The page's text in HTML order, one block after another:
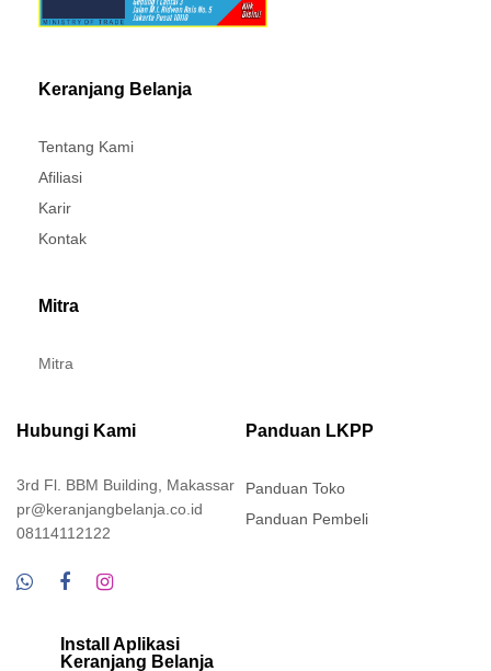
Keranjang Belanja
Tentang Kami
Afiliasi
Karir
Kontak
Mitra
Mitra
Hubungi Kami
3rd Fl. BBM Building, Makassar
pr@keranjangbelanja.co.id
08114112122
Panduan LKPP
Panduan Toko
Panduan Pembeli
Install Aplikasi
Keranjang Belanja